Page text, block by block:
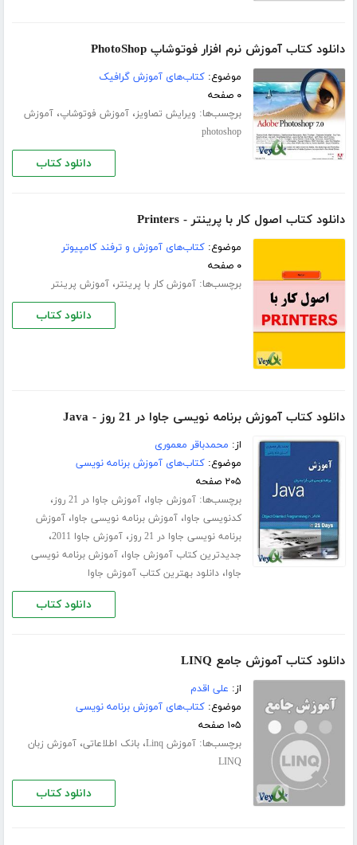
دانلود کتاب آموزش نرم افزار فوتوشاپ PhotoShop
موضوع:کتاب‌های آموزش گرافیک
۰ صفحه
برچسب‌ها: ویرایش تصاویز،آموزش فوتوشاپ،آموزش
photoshop
دانلود کتاب
دانلود کتاب اصول کار با پرینتر - Printers
موضوع:کتاب‌های آموزش و ترفند کامپیوتر
۰ صفحه
برچسب‌ها:آموزش کار با پرینتر،آموزش پرینتر
دانلود کتاب
دانلود کتاب آموزش برنامه نویسی جاوا در 21 روز - Java
از: محمدباقر معموری
موضوع:کتاب‌های آموزش برنامه نویسی
۲۰۵ صفحه
برچسب‌ها:آموزش جاوا،آموزش جاوا در 21 روز ،
کدنویسی جاوا،آموزش برنامه نویسی جاوا،آموزش
برنامه نویسی جاوا در 21 روز
،آموزش جاوا 2011 ،
جدیدترین کتاب آموزش جاوا،آموزش برنامه نویسی
جاوا،دانلود بهترین کتاب آموزش جاوا
دانلود کتاب
دانلود کتاب آموزش جامع LINQ
از: علی اقدم
موضوع:کتاب‌های آموزش برنامه نویسی
۱۰۵ صفحه
برچسب‌ها:آموزش Linq ،بانک اطلاعاتی،آموزش زبان
LINQ
دانلود کتاب